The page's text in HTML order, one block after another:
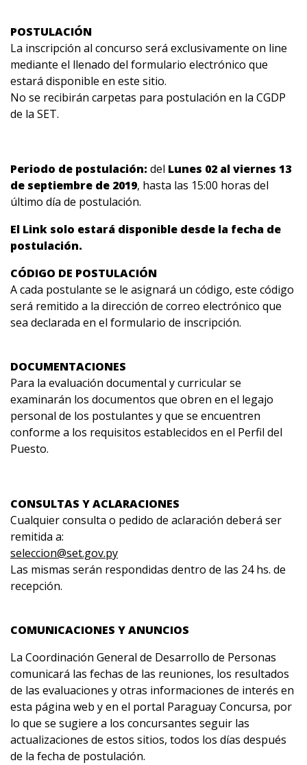
POSTULACIÓN
La inscripción al concurso será exclusivamente on line
mediante el llenado del formulario electrónico que
estará disponible en este sitio.
No se recibirán carpetas para postulación en la CGDP
de la SET.
Periodo de postulación: del Lunes 02 al viernes 13
de septiembre de 2019, hasta las 15:00 horas del
último día de postulación.
El Link solo estará disponible desde la fecha de
postulación.
CÓDIGO DE POSTULACIÓN
A cada postulante se le asignará un código, este código
será remitido a la dirección de correo electrónico que
sea declarada en el formulario de inscripción.
DOCUMENTACIONES
Para la evaluación documental y curricular se
examinarán los documentos que obren en el legajo
personal de los postulantes y que se encuentren
conforme a los requisitos establecidos en el Perfil del
Puesto.
CONSULTAS Y ACLARACIONES
Cualquier consulta o pedido de aclaración deberá ser
remitida a:
seleccion@set.gov.py
Las mismas serán respondidas dentro de las 24 hs. de
recepción.
COMUNICACIONES Y ANUNCIOS
La Coordinación General de Desarrollo de Personas
comunicará las fechas de las reuniones, los resultados
de las evaluaciones y otras informaciones de interés en
esta página web y en el portal Paraguay Concursa, por
lo que se sugiere a los concursantes seguir las
actualizaciones de estos sitios, todos los días después
de la fecha de postulación.